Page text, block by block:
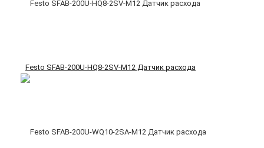
Festo SFAB-200U-HQ8-2SV-M12 Датчик расхода